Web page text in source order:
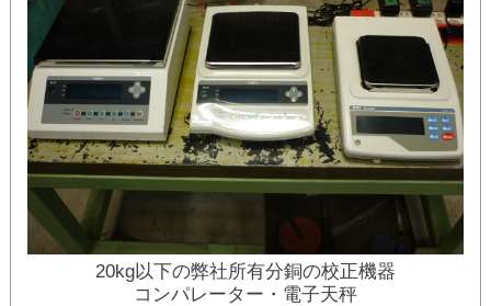
20kg以下の弊社所有分銅の校正機器
コンパレーター・電子天秤